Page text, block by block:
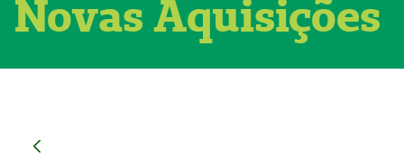
Novas Aquisições